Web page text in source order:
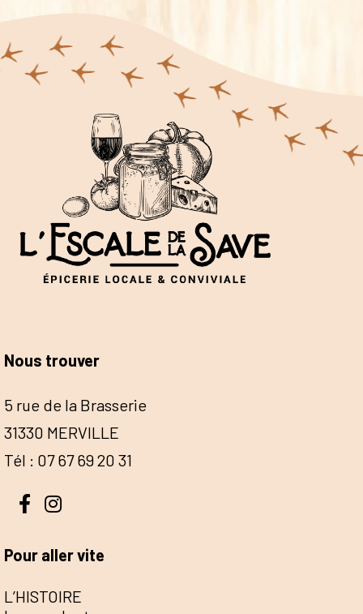
Nous trouver
5 rue de la Brasserie
31330 MERVILLE
Tél : 07 67 69 20 31
Pour aller vite
L’HISTOIRE